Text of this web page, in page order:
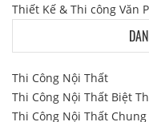
Thiết Kế & Thi công Văn
Thi Công Nội Thất
Thi Công Nội Thất Biệt
Thi Công Nội Thất Chung